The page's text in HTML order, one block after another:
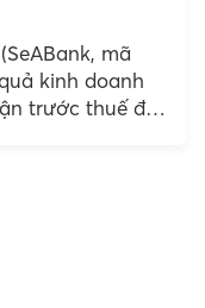
mã
kinh doanh
trước thuế đạt